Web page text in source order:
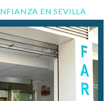
EN SEVILLA